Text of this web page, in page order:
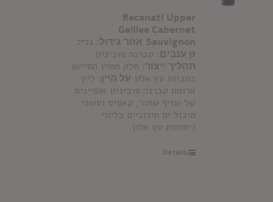
Recanati Upper
Galilee Cabernet
Sauvignon אזור גידול: גליל
זן ענבים: קברנה סוביניון
תהליך ייצור: חלק מהיין התיישן
בחביות עץ אלון על היין: ליין
ארומת קברנה סוביניון אופיינית
של שזיף שחור, קאסיס ועשבי
תיבול ים תיכוניים בליווי
ניחוחות עץ אלון.
Details